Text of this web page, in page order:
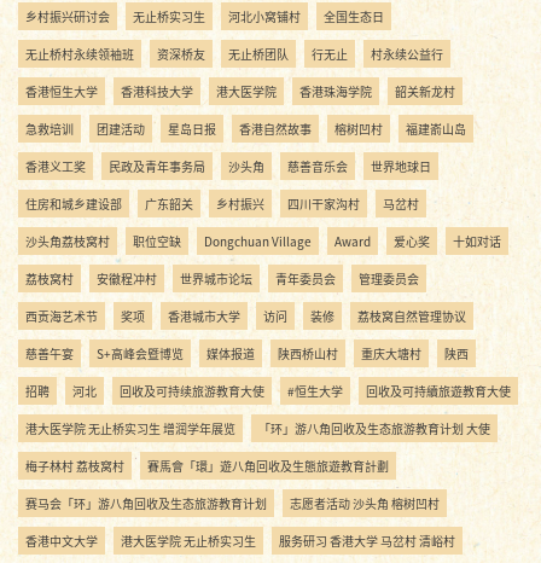
乡村振兴研讨会 无止桥实习生 河北小窝铺村 全国生态日
无止桥村永续领袖班 资深桥友 无止桥团队 行无止 村永续公益行
香港恒生大学 香港科技大学 港大医学院 香港珠海学院 韶关新龙村
急救培训 团建活动 星岛日报 香港自然故事 榕树凹村 福建嵛山岛
香港义工奖 民政及青年事务局 沙头角 慈善音乐会 世界地球日
住房和城乡建设部 广东韶关 乡村振兴 四川干家沟村 马岔村
沙头角荔枝窝村 职位空缺 Dongchuan Village Award 爱心奖 十如对话
荔枝窝村 安徽程冲村 世界城市论坛 青年委员会 管理委员会
西贡海艺术节 奖项 香港城市大学 访问 装修 荔枝窝自然管理协议
慈善午宴 S+高峰会暨博览 媒体报道 陕西桥山村 重庆大塘村 陕西
招聘 河北 回收及可持续旅游教育大使 #恒生大学 回收及可持續旅遊教育大使
港大医学院 无止桥实习生 增润学年展览 「环」游八角回收及生态旅游教育计划 大使
梅子林村 荔枝窝村 賽馬會「環」遊八角回收及生態旅遊教育計劃
赛马会「环」游八角回收及生态旅游教育计划 志愿者活动 沙头角 榕树凹村
香港中文大学 港大医学院 无止桥实习生 服务研习 香港大学 马岔村 清峪村